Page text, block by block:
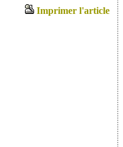
Imprimer l'article